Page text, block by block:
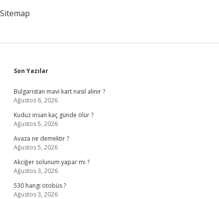
Sitemap
Sidebar
Son Yazılar
Bulgaristan mavi kart nasıl alınır ?
Ağustos 6, 2026
Kuduz insan kaç günde ölür ?
Ağustos 5, 2026
Avaza ne demektir ?
Ağustos 5, 2026
Akciğer solunum yapar mı ?
Ağustos 3, 2026
530 hangi otobüs ?
Ağustos 3, 2026